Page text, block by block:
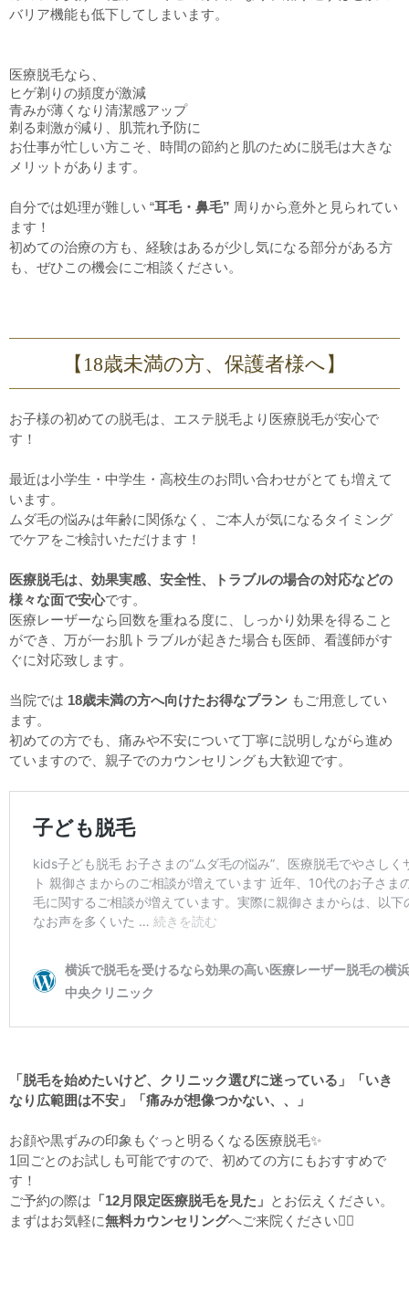
バリア機能も低下してしまいます。
医療脱毛なら、
ヒゲ剃りの頻度が激減
青みが薄くなり清潔感アップ
剃る刺激が減り、肌荒れ予防に
お仕事が忙しい方こそ、時間の節約と肌のために脱毛は大きな
メリットがあります。
自分では処理が難しい “耳毛・鼻毛” 周りから意外と見られてい
ます！
初めての治療の方も、経験はあるが少し気になる部分がある方
も、ぜひこの機会にご相談ください。
【18歳未満の方、保護者様へ】
お子様の初めての脱毛は、エステ脱毛より医療脱毛が安心で
す！
最近は小学生・中学生・高校生のお問い合わせがとても増えて
います。
ムダ毛の悩みは年齢に関係なく、ご本人が気になるタイミング
でケアをご検討いただけます！
医療脱毛は、効果実感、安全性、トラブルの場合の対応などの
様々な面で安心です。
医療レーザーなら回数を重ねる度に、しっかり効果を得ること
ができ、万が一お肌トラブルが起きた場合も医師、看護師がす
ぐに対応致します。
当院では 18歳未満の方へ向けたお得なプラン もご用意してい
ます。
初めての方でも、痛みや不安について丁寧に説明しながら進め
ていますので、親子でのカウンセリングも大歓迎です。
「脱毛を始めたいけど、クリニック選びに迷っている」「いき
なり広範囲は不安」「痛みが想像つかない、、」
お顔や黒ずみの印象もぐっと明るくなる医療脱毛✨
1回ごとのお試しも可能ですので、初めての方にもおすすめで
す！
ご予約の際は 「12月限定医療脱毛を見た」 とお伝えください。
まずはお気軽に無料カウンセリングへご来院ください👩‍⚕️